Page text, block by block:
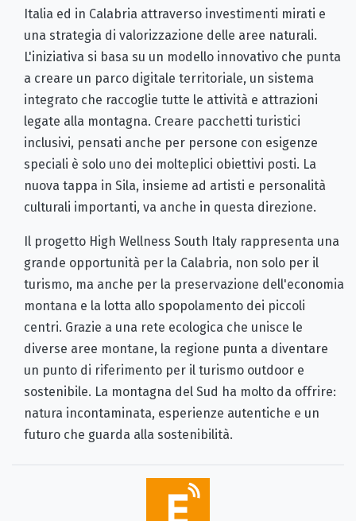
Italia ed in Calabria attraverso investimenti mirati e
una strategia di valorizzazione delle aree naturali.
L'iniziativa si basa su un modello innovativo che punta
a creare un parco digitale territoriale, un sistema
integrato che raccoglie tutte le attività e attrazioni
legate alla montagna. Creare pacchetti turistici
inclusivi, pensati anche per persone con esigenze
speciali è solo uno dei molteplici obiettivi posti. La
nuova tappa in Sila, insieme ad artisti e personalità
culturali importanti, va anche in questa direzione.
Il progetto High Wellness South Italy rappresenta una
grande opportunità per la Calabria, non solo per il
turismo, ma anche per la preservazione dell'economia
montana e la lotta allo spopolamento dei piccoli
centri. Grazie a una rete ecologica che unisce le
diverse aree montane, la regione punta a diventare
un punto di riferimento per il turismo outdoor e
sostenibile. La montagna del Sud ha molto da offrire:
natura incontaminata, esperienze autentiche e un
futuro che guarda alla sostenibilità.